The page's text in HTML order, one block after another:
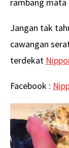
Jangan tak
cawangan
terdekat
Facebook :